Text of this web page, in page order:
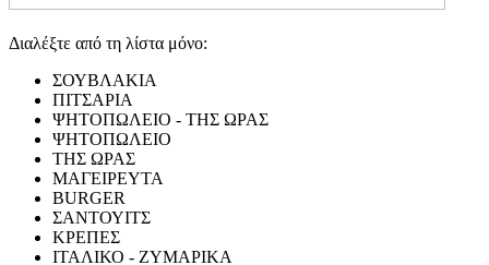
Διαλέξτε από τη λίστα μόνο:
ΣΟΥΒΛΑΚΙΑ
ΠΙΤΣΑΡΙΑ
ΨΗΤΟΠΩΛΕΙΟ - ΤΗΣ ΩΡΑΣ
ΨΗΤΟΠΩΛΕΙΟ
ΤΗΣ ΩΡΑΣ
ΜΑΓΕΙΡΕΥΤΑ
BURGER
ΣΑΝΤΟΥΙΤΣ
ΚΡΕΠΕΣ
ΙΤΑΛΙΚΟ - ΖΥΜΑΡΙΚΑ